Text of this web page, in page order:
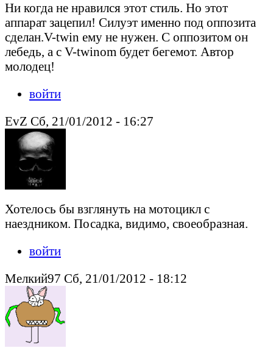
Ни когда не нравился этот стиль. Но этот
аппарат зацепил! Силуэт именно под оппозита
сделан.V-twin ему не нужен. С оппозитом он
лебедь, а с V-twinom будет бегемот. Автор
молодец!
войти
EvZ Сб, 21/01/2012 - 16:27
Хотелось бы взглянуть на мотоцикл с
наездником. Посадка, видимо, своеобразная.
войти
Мелкий97 Сб, 21/01/2012 - 18:12